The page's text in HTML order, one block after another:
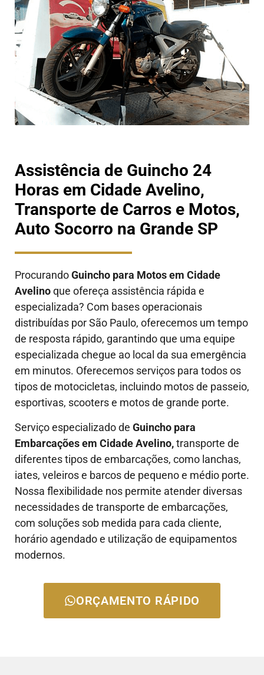
Assistência de Guincho 24
Horas em Cidade Avelino,
Transporte de Carros e Motos,
Auto Socorro na Grande SP
ProcurandoGuincho para Motos em Cidade
Avelinoque ofereça assistência rápida e
especializada? Com bases operacionais
distribuídas por São Paulo, oferecemos um tempo
de resposta rápido, garantindo que uma equipe
especializada chegue ao local da sua emergência
em minutos. Oferecemos serviços para todos os
tipos de motocicletas, incluindo motos de passeio,
esportivas, scooters e motos de grande porte.
Serviço especializado de Guincho para
Embarcações em Cidade Avelino,transporte de
diferentes tipos de embarcações, como lanchas,
iates, veleiros e barcos de pequeno e médio porte.
Nossa flexibilidade nos permite atender diversas
necessidades de transporte de embarcações,
com soluções sob medida para cada cliente,
horário agendado e utilização de equipamentos
modernos.
ORÇAMENTO RÁPIDO